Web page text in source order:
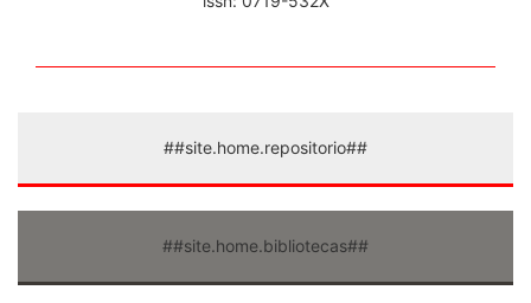
##site.home.repositorio##
##site.home.bibliotecas##